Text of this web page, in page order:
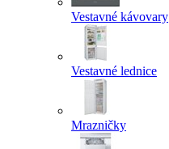
Vestavné kávovary
Vestavné lednice
Mrazničky